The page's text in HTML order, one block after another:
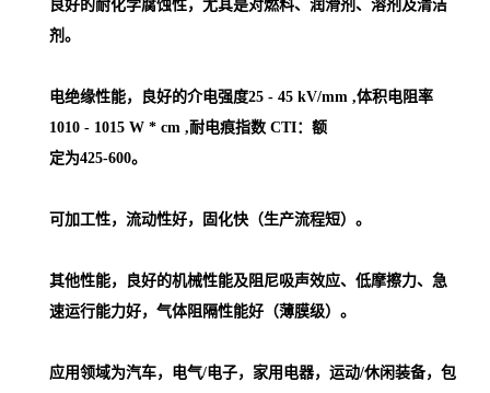
良好的耐化学腐蚀性，尤其是对燃料、润滑剂、溶剂及清洁
剂。
电绝缘性能，良好的介电强度25 - 45 kV/mm ,体积电阻率
1010 - 1015 W * cm ,耐电痕指数 CTI：额
定为425-600。
可加工性，流动性好，固化快（生产流程短）。
其他性能，良好的机械性能及阻尼吸声效应、低摩擦力、急
速运行能力好，气体阻隔性能好（薄膜级）。
应用领域为汽车，电气/电子，家用电器，运动/休闲装备，包